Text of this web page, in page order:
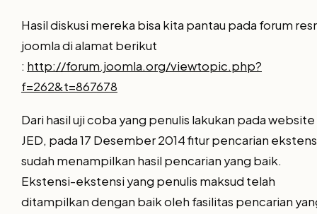
Hasil diskusi mereka bisa kita pantau pada forum
joomla di alamat berikut
: http://forum.joomla.org/viewtopic.php?
f=262&t=867678
Dari hasil uji coba yang penulis lakukan pada website
JED, pada 17 Desember 2014 fitur pencarian
sudah menampilkan hasil pencarian yang baik.
Ekstensi-ekstensi yang penulis maksud telah
ditampilkan dengan baik oleh fasilitas pencarian